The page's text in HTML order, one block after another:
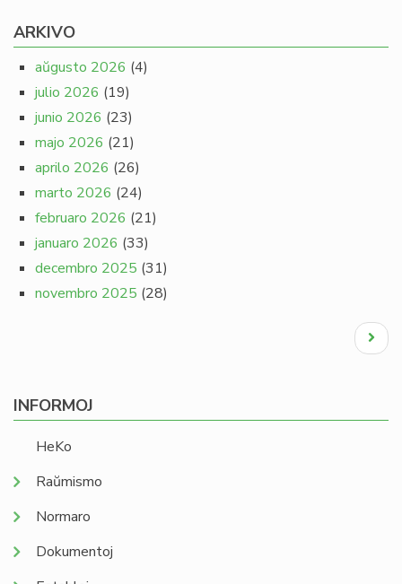
ARKIVO
aŭgusto 2026 (4)
julio 2026 (19)
junio 2026 (23)
majo 2026 (21)
aprilo 2026 (26)
marto 2026 (24)
februaro 2026 (21)
januaro 2026 (33)
decembro 2025 (31)
novembro 2025 (28)
Next
page
INFORMOJ
HeKo
Raŭmismo
Normaro
Dokumentoj